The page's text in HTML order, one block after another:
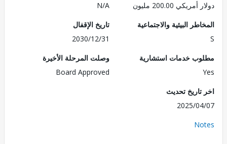
200.00 مليون
N/A
البيئية والاجتماعية
تاريخ الإقفال
2030/12/31
خدمات استشارية
وصلت المرحلة الأخيرة
Board Approved
تحديث
2025/